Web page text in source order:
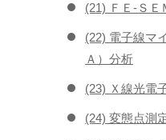
(21) ＦＥ-ＳＥ
(22) 電子線マ
Ａ）分析
(23) Ｘ線光電
(24) 変態点測